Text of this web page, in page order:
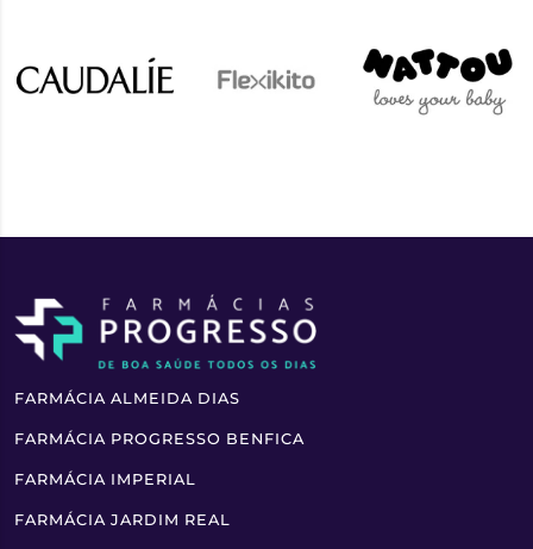
FARMÁCIA ALMEIDA DIAS
FARMÁCIA PROGRESSO BENFICA
FARMÁCIA IMPERIAL
FARMÁCIA JARDIM REAL